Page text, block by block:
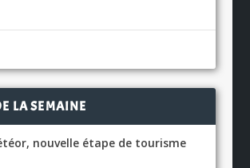
LA SEMAINE
nouvelle étape de tourisme